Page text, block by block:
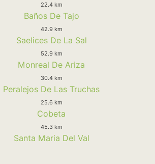
22.4 km
Baños De Tajo
42.9 km
Saelices De La Sal
52.9 km
Monreal De Ariza
30.4 km
Peralejos De Las Truchas
25.6 km
Cobeta
45.3 km
Santa Maria Del Val